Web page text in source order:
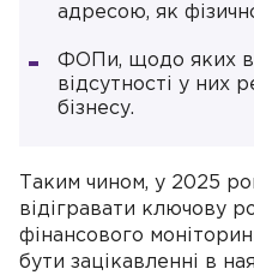
адресою, як
ФОПи, щодо яких
відсутності у них
бізнесу.
Таким чином, у 2025
відігравати ключову
фінансового
бути зацікавленні в